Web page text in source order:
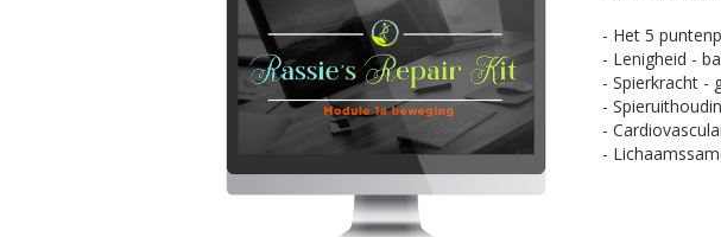
- Het 5
- Lenigheid -
- Spierkracht -
-
-
-